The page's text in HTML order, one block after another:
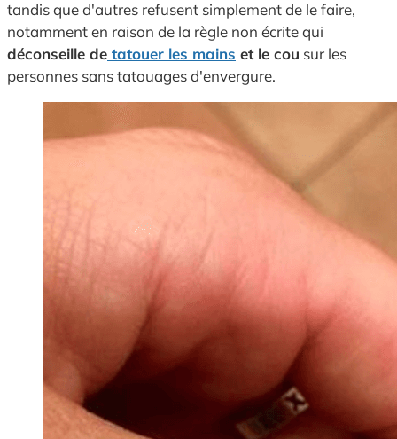
tandis que d'autres refusent simplement de le faire,
notamment en raison de la règle non écrite qui
déconseille de tatouer les mains et le cou sur les
personnes sans tatouages d'envergure.